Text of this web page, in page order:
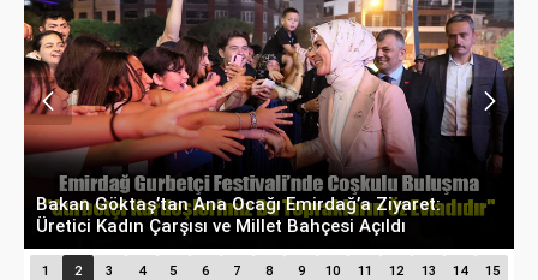
Bakan Göktaş’tan Ana Ocağı Emirdağ’a Ziyaret:
Üretici Kadın Çarşısı ve Millet Bahçesi Açıldı
1 2 3 4 5 6 7 8 9 10 11 12 13 14 15